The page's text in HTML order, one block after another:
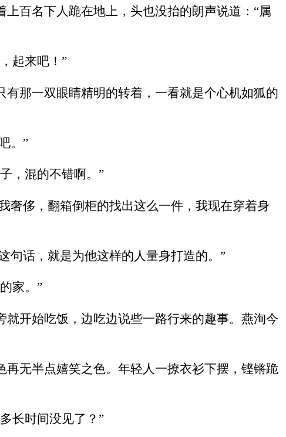
百名下人跪在地上，头也没抬的朗声说道：“属
起来吧！”
那一双眼睛精明的转着，一看就是个心机如狐的
。”
，混的不错啊。”
奢侈，翻箱倒柜的找出这么一件，我现在穿着身
句话，就是为他这样的人量身打造的。”
家。”
开始吃饭，边吃边说些一路行来的趣事。燕洵今
无半点嬉笑之色。年轻人一撩衣衫下摆，铿锵跪
长时间没见了？”